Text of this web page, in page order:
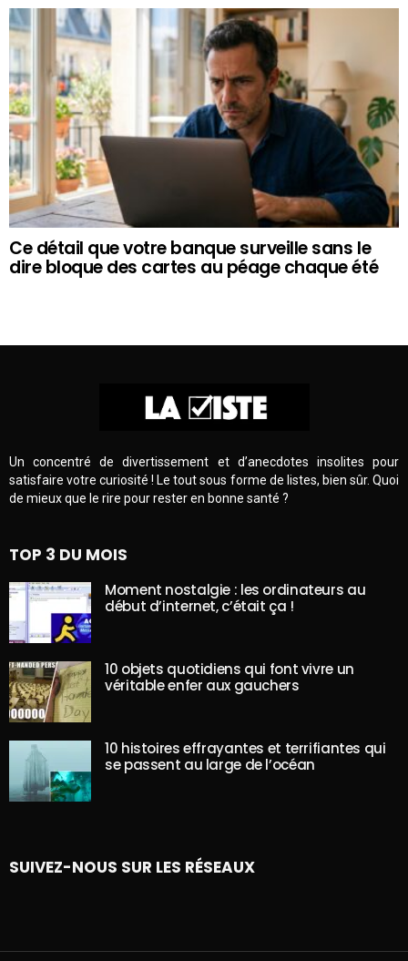
Ce détail que votre banque surveille sans le
dire bloque des cartes au péage chaque été
Un concentré de divertissement et d’anecdotes insolites pour
satisfaire votre curiosité ! Le tout sous forme de listes, bien sûr. Quoi
de mieux que le rire pour rester en bonne santé ?
TOP 3 DU MOIS
Moment nostalgie : les ordinateurs au
début d’internet, c’était ça !
10 objets quotidiens qui font vivre un
véritable enfer aux gauchers
10 histoires effrayantes et terrifiantes qui
se passent au large de l’océan
SUIVEZ-NOUS SUR LES RÉSEAUX